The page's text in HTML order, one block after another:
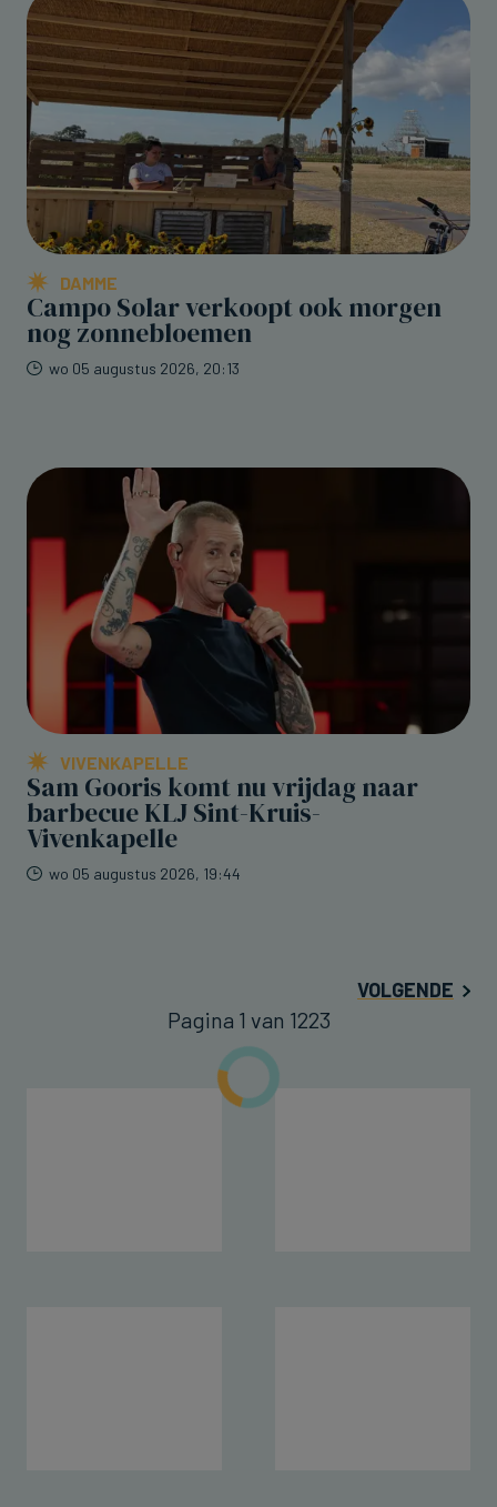
DAMME
Campo Solar verkoopt ook morgen
nog zonnebloemen
wo 05 augustus 2026, 20:13
VIVENKAPELLE
Sam Gooris komt nu vrijdag naar
barbecue KLJ Sint-Kruis-
Vivenkapelle
wo 05 augustus 2026, 19:44
VOLGENDE
Pagina 1 van 1223